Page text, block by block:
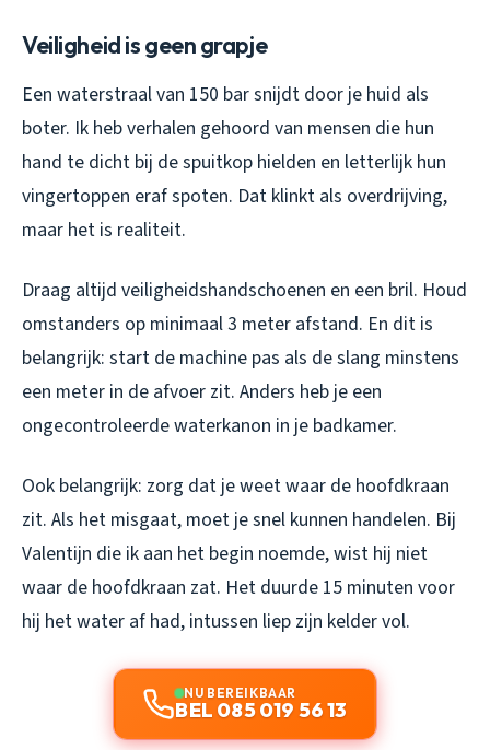
Veiligheid is geen grapje
Een waterstraal van 150 bar snijdt door je huid als
boter. Ik heb verhalen gehoord van mensen die hun
hand te dicht bij de spuitkop hielden en letterlijk hun
vingertoppen eraf spoten. Dat klinkt als overdrijving,
maar het is realiteit.
Draag altijd veiligheidshandschoenen en een bril. Houd
omstanders op minimaal 3 meter afstand. En dit is
belangrijk: start de machine pas als de slang minstens
een meter in de afvoer zit. Anders heb je een
ongecontroleerde waterkanon in je badkamer.
Ook belangrijk: zorg dat je weet waar de hoofdkraan
zit. Als het misgaat, moet je snel kunnen handelen. Bij
Valentijn die ik aan het begin noemde, wist hij niet
waar de hoofdkraan zat. Het duurde 15 minuten voor
hij het water af had, intussen liep zijn kelder vol.
NU BEREIKBAAR
BEL 085 019 56 13